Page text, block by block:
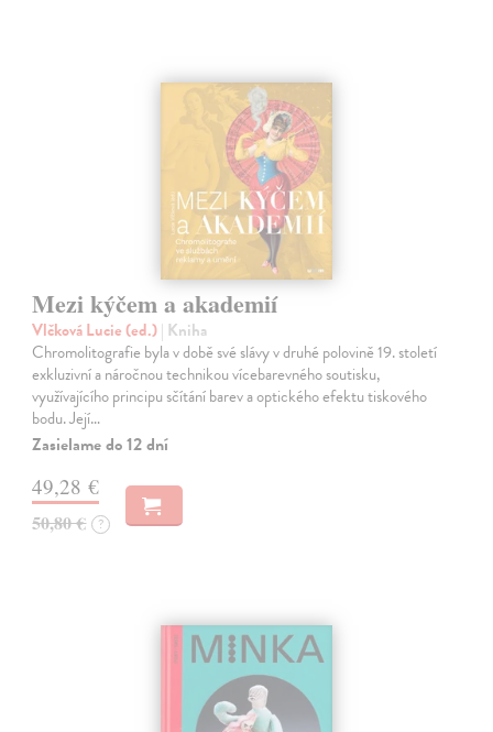
Mezi kýčem a akademií
Vlčková Lucie (ed.)| Kniha
Chromolitografie byla v době své slávy v druhé polovině 19. století
exkluzivní a náročnou technikou vícebarevného soutisku,
využívajícího principu sčítání barev a optického efektu tiskového
bodu. Její…
Zasielame do 12 dní
49,28 €
50,80 € ?